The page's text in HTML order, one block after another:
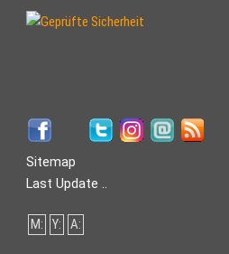
Sitemap
Last Update ..
M: Y: A: